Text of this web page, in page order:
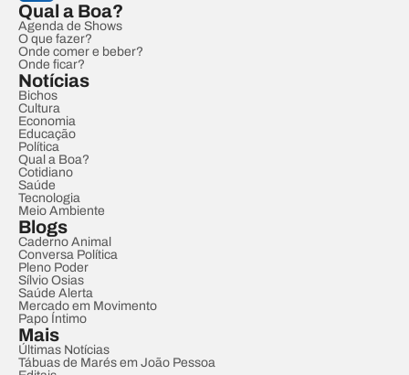
Qual a Boa?
Agenda de Shows
O que fazer?
Onde comer e beber?
Onde ficar?
Notícias
Bichos
Cultura
Economia
Educação
Política
Qual a Boa?
Cotidiano
Saúde
Tecnologia
Meio Ambiente
Blogs
Caderno Animal
Conversa Política
Pleno Poder
Sílvio Osias
Saúde Alerta
Mercado em Movimento
Papo Íntimo
Mais
Últimas Notícias
Tábuas de Marés em João Pessoa